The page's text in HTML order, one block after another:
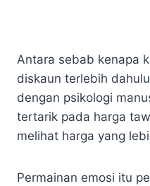
Antara sebab kenapa
diskaun terlebih
dengan psikologi
tertarik pada harga
melihat harga yang
Permainan emosi itu